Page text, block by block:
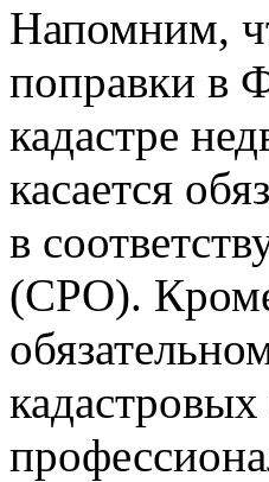
Напомним,
поправки в
кадастре
касается
в
(СРО). Кроме